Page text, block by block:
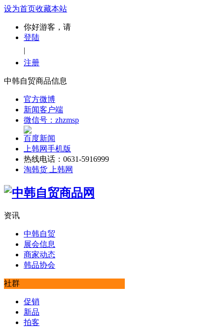
设为首页收藏本站
你好游客，请
登陆
|
注册
中韩自贸商品信息
官方微博
新闻客户端
微信号：zhzmsp
百度新闻
上韩网手机版
热线电话：0631-5916999
淘韩货 上韩网
资讯
中韩自贸
展会信息
商家动态
韩品协会
社群
促销
新品
拍客